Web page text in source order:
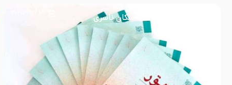
“هۊر” کتاوێگ تازە لە ئەشکان ناسری